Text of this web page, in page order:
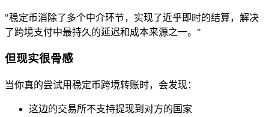
"稳定币消除了多个中介环节，实现了近乎即时的结算，解决
了跨境支付中最持久的延迟和成本来源之一。"
但现实很骨感
当你真的尝试用稳定币跨境转账时，会发现：
这边的交易所不支持提现到对方的国家